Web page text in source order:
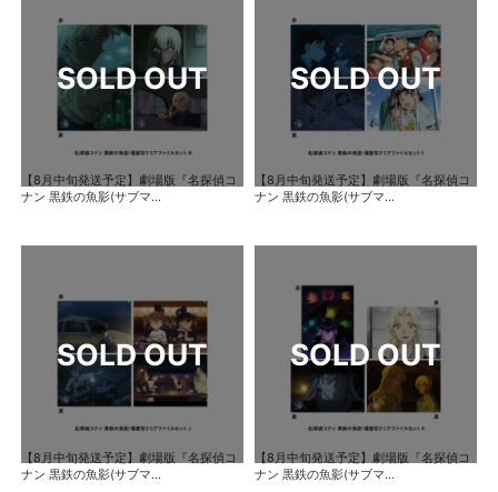
【8月中旬発送予定】劇場版『名探偵コ
ナン 黒鉄の魚影(サブマ...
【8月中旬発送予定】劇場版『名探偵コ
ナン 黒鉄の魚影(サブマ...
【8月中旬発送予定】劇場版『名探偵コ
ナン 黒鉄の魚影(サブマ...
【8月中旬発送予定】劇場版『名探偵コ
ナン 黒鉄の魚影(サブマ...